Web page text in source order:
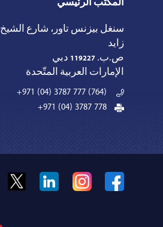
المكتب الرئيسي
سنغل بيزنس تاور، شارع الشيخ
زايد
ص.ب. 119227 دبي
الإمارات العربية المتّحدة
+971 (04) 3787 777 (764)
+971 (04) 3787 778